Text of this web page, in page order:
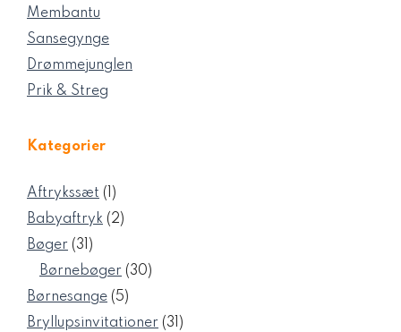
Membantu
Sansegynge
Drømmejunglen
Prik & Streg
Kategorier
Aftrykssæt 11
vare
Babyaftryk 22
Bøger 3131
varer
Børnebøger 3030
Børnesange 55
varer
Bryllupsinvitationer 3131